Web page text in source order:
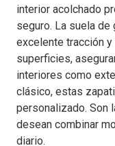
interior acolchado
seguro. La suela de
excelente tracción
superficies,
interiores como
clásico, estas
personalizado. Son
desean combinar
diario.